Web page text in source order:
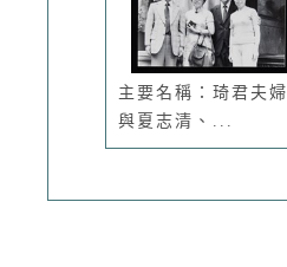
主要名稱：琦君夫婦
與夏志清、...